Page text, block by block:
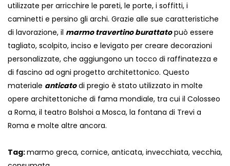
utilizzate per arricchire le pareti, le porte, i soffitti, i
caminetti e persino gli archi. Grazie alle sue caratteristiche
di lavorazione, il marmo travertino burattatopuò essere
tagliato, scolpito, inciso e levigato per creare decorazioni
personalizzate, che aggiungono un tocco di raffinatezza e
di fascino ad ogni progetto architettonico. Questo
materiale anticatodi pregio è stato utilizzato in molte
opere architettoniche di fama mondiale, tra cui il Colosseo
a Roma, il teatro Bolshoi a Mosca, la fontana di Trevi a
Roma e molte altre ancora.
Tag:marmo greca, cornice, anticata, invecchiata, vecchia,